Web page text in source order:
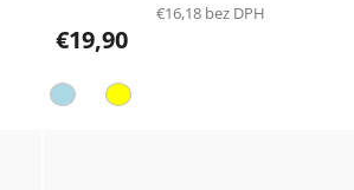
€16,18 bez DPH
€19,90